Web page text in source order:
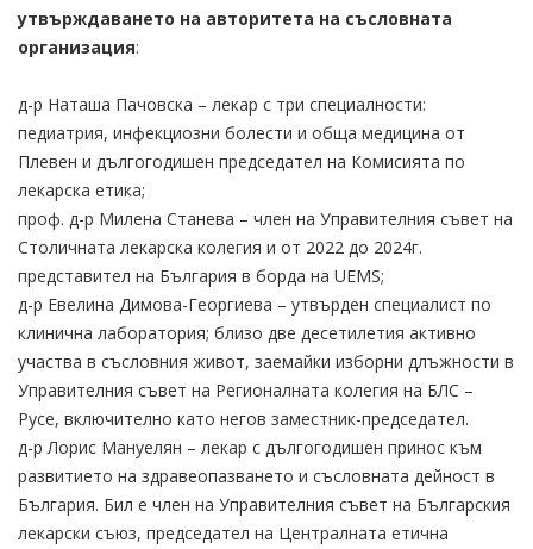
утвърждаването на авторитета на съсловната
организация:
д-р Наташа Пачовска – лекар с три специалности:
педиатрия, инфекциозни болести и обща медицина от
Плевен и дългогодишен председател на Комисията по
лекарска етика;
проф. д-р Милена Станева – член на Управителния съвет на
Столичната лекарска колегия и от 2022 до 2024г.
представител на България в борда на UEMS;
д-р Евелина Димова-Георгиева – утвърден специалист по
клинична лаборатория; близо две десетилетия активно
участва в съсловния живот, заемайки изборни длъжности в
Управителния съвет на Регионалната колегия на БЛС –
Русе, включително като негов заместник-председател.
д-р Лорис Мануелян – лекар с дългогодишен принос към
развитието на здравеопазването и съсловната дейност в
България. Бил е член на Управителния съвет на Българския
лекарски съюз, председател на Централната етична